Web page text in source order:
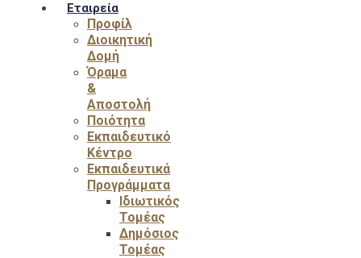
Εταιρεία
Προφίλ
Διοικητική
Δομή
Όραμα
&
Αποστολή
Ποιότητα
Εκπαιδευτικό
Κέντρο
Εκπαιδευτικά
Προγράμματα
Ιδιωτικός
Τομέας
Δημόσιος
Τομέας